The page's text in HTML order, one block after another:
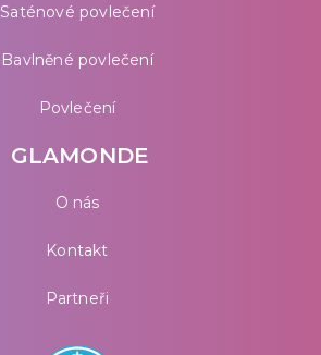
Saténové povlečení
Bavlněné povlečení
Povlečení
GLAMONDE
O nás
Kontakt
Partneři